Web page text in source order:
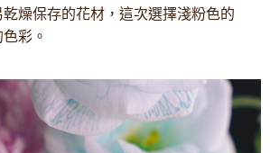
燥保存的花材，這次選擇淺粉色的
彩。